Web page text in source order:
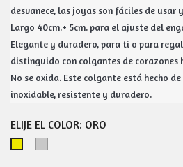
desvanece, las joyas son fáciles de usar
Largo 40cm.+ 5cm. para el ajuste del
Elegante y duradero, para ti o para
distinguido con colgantes de corazones
No se oxida. Este colgante está hecho
inoxidable, resistente y duradero.
ELIJE EL COLOR: ORO
ORO